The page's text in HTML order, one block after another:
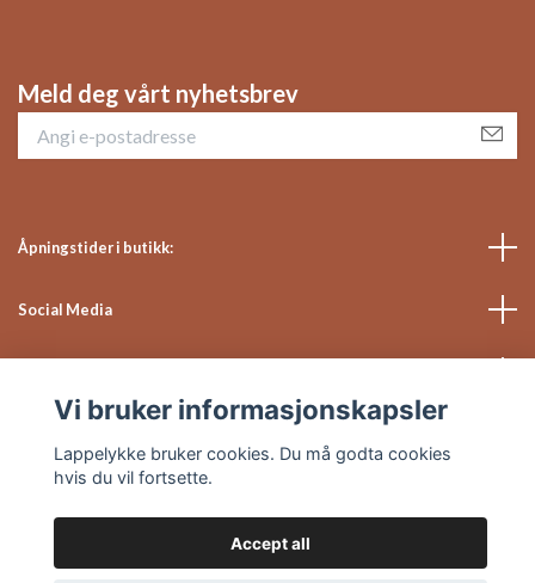
Meld deg vårt nyhetsbrev
Åpningstider i butikk:
Social Media
© 2026 Lappelykke Powered by Quickbutik
Vi bruker informasjonskapsler
Lappelykke bruker cookies. Du må godta cookies
hvis du vil fortsette.
Accept all